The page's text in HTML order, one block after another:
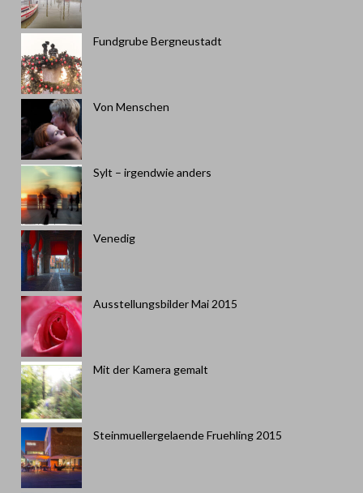
Fundgrube Bergneustadt
Von Menschen
Sylt – irgendwie anders
Venedig
Ausstellungsbilder Mai 2015
Mit der Kamera gemalt
Steinmuellergelaende Fruehling 2015